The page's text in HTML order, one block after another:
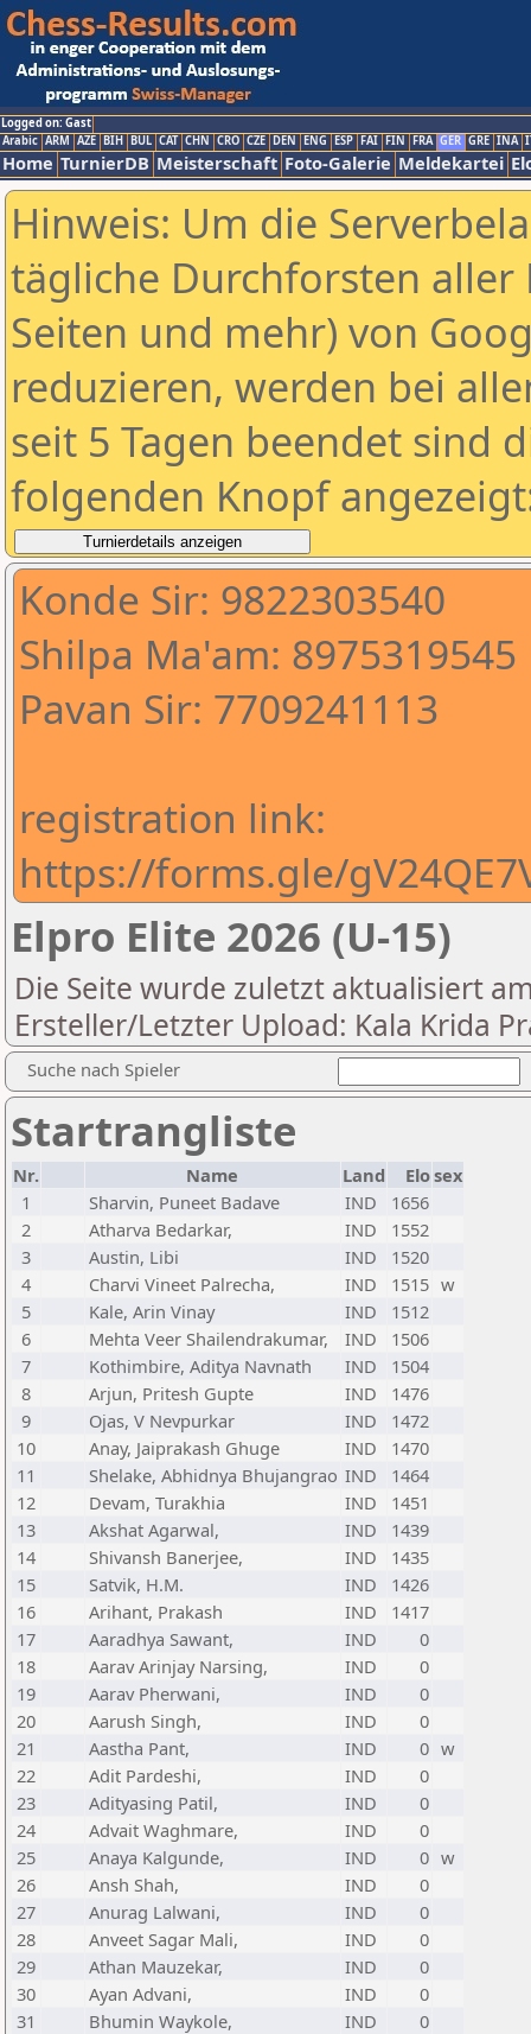
Logged on: Gast
Arabic ARM AZE BIH BUL CAT CHN CRO CZE DEN ENG ESP FAI FIN FRA GER GRE INA
Home TurnierDB Meisterschaft Foto-Galerie Meldekartei
Hinweis: Um die
tägliche Durchforsten aller
Seiten und mehr) von
reduzieren, werden bei
seit 5 Tagen beendet sind
folgenden Knopf
Konde Sir: 9822303540
Shilpa Ma'am: 8975319545
Pavan Sir: 7709241113
registration link:
https://forms.gle/
Elpro Elite 2026 (U-15)
Die Seite wurde zuletzt aktualisiert
Ersteller/Letzter Upload: Kala Krida
Suche nach Spieler
Startrangliste
Nr. Name Land Elosex
1
Sharvin, Puneet Badave IND
1656
2
Atharva Bedarkar, IND
1552
3
Austin, Libi IND
1520
4
Charvi Vineet Palrecha, IND 1515 w
5
Kale, Arin Vinay IND
1512
6
Mehta Veer Shailendrakumar, IND
1506
7
Kothimbire, Aditya Navnath IND
1504
8
Arjun, Pritesh Gupte IND
1476
9
Ojas, V Nevpurkar IND
1472
10
Anay, Jaiprakash Ghuge IND
1470
11
Shelake, Abhidnya Bhujangrao IND
1464
12
Devam, Turakhia IND
1451
13
Akshat Agarwal, IND
1439
14
Shivansh Banerjee, IND
1435
15
Satvik, H.M. IND
1426
16
Arihant, Prakash IND
1417
17
Aaradhya Sawant, IND
0
18
Aarav Arinjay Narsing, IND
0
19
Aarav Pherwani, IND
0
20
Aarush Singh, IND
0
21
Aastha Pant, IND 0 w
22
Adit Pardeshi, IND
0
23
Adityasing Patil, IND
0
24
Advait Waghmare, IND
0
25
Anaya Kalgunde, IND 0 w
26
Ansh Shah, IND
0
27
Anurag Lalwani, IND
0
28
Anveet Sagar Mali, IND
0
29
Athan Mauzekar, IND
0
30
Ayan Advani, IND
0
31
Bhumin Waykole, IND
0